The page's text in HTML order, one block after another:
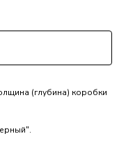
(глубина) коробки